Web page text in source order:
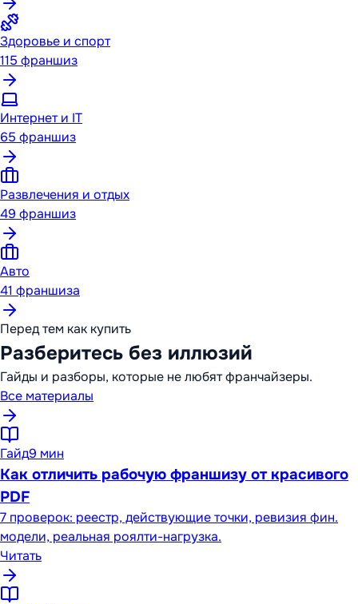
Здоровье и спорт
115 франшиз
Интернет и IT
65 франшиз
Развлечения и отдых
49 франшиз
Авто
41 франшиза
Перед тем как купить
Разберитесь без иллюзий
Гайды и разборы, которые не любят франчайзеры.
Все материалы
Гайд9 мин
Как отличить рабочую франшизу от красивого
PDF
7 проверок: реестр, действующие точки, ревизия фин.
модели, реальная роялти-нагрузка.
Читать